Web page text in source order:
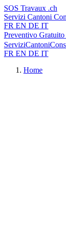
SOS Travaux .ch
Servizi Cantoni
FR EN DE IT
Preventivo
ServiziCantoni
FR EN DE IT
Home